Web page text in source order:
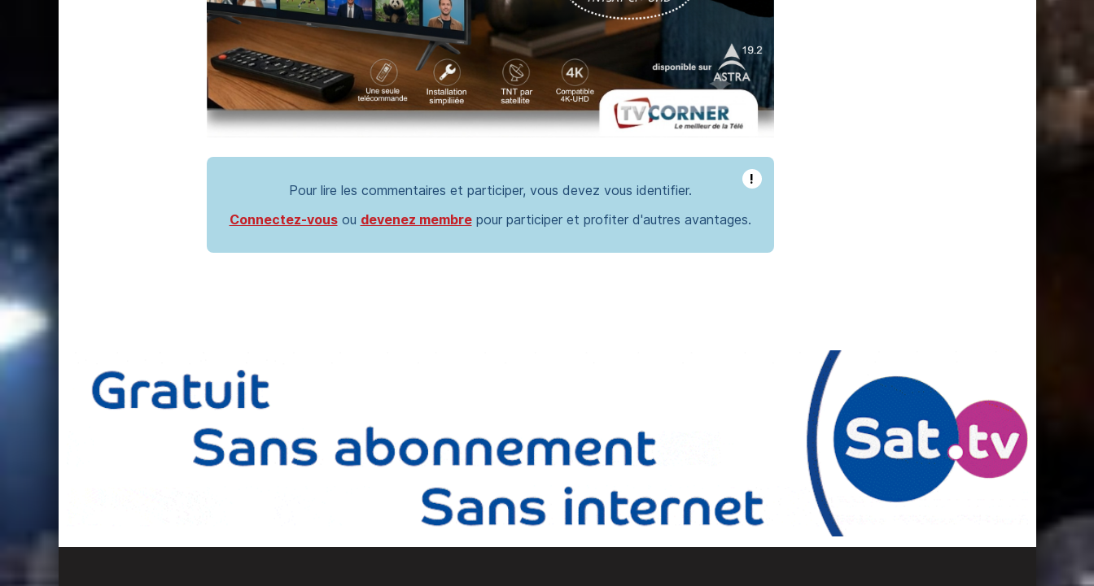
!
Pour lire les commentaires et participer, vous devez vous identifier.
Connectez-vousou devenez membrepour participer et profiter d'autres avantages.